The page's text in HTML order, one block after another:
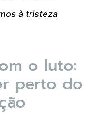
à tristeza
o luto:
perto do